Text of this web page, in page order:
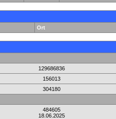
Ort
129686836
156013
304180
484605
18.06.2025